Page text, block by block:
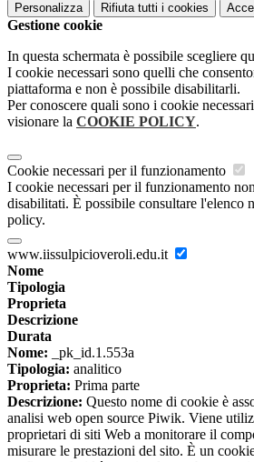
Personalizza Rifiuta tutti i cookies
Gestione cookie
In questa schermata è possibile scegliere
I cookie necessari sono quelli che
piattaforma e non è possibile disabilitarli.
Per conoscere quali sono i cookie
visionare la COOKIE POLICY.
Cookie necessari per il funzionamento
I cookie necessari per il funzionamento
disabilitati. È possibile consultare l'elenco
policy.
www.iissulpicioveroli.edu.it
Nome
Tipologia
Proprieta
Descrizione
Durata
Nome: _pk_id.1.553a
Tipologia: analitico
Proprieta: Prima parte
Descrizione: Questo nome di cookie è
analisi web open source Piwik. Viene
proprietari di siti Web a monitorare il
misurare le prestazioni del sito. È un